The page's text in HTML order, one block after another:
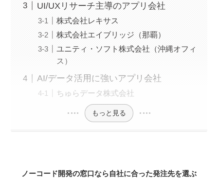
UI/UXリサーチ主導のアプリ会社
株式会社レキサス
株式会社エイブリッジ（那覇）
ユニティ・ソフト株式会社（沖縄オフィ
ス）
AI/データ活用に強いアプリ会社
ちゅらデータ株式会社
もっと見る
ノーコード開発の窓口なら自社に合った発注先を選ぶ